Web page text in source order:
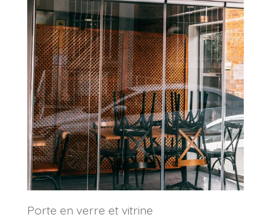
Porte en verre et vitrine